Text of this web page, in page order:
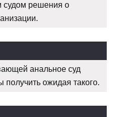
судом решения о
анальное суд
ожидая такого.